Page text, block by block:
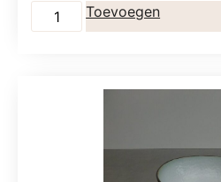
Toevoegen